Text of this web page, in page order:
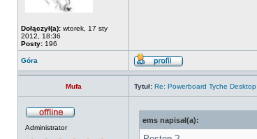
Dołączył(a): wtorek, 17 sty
2012, 18:36
Posty: 196
Góra
Mufa Tytuł: Re: Powerboard Tyche Desktop
Administrator
ems napisał(a):